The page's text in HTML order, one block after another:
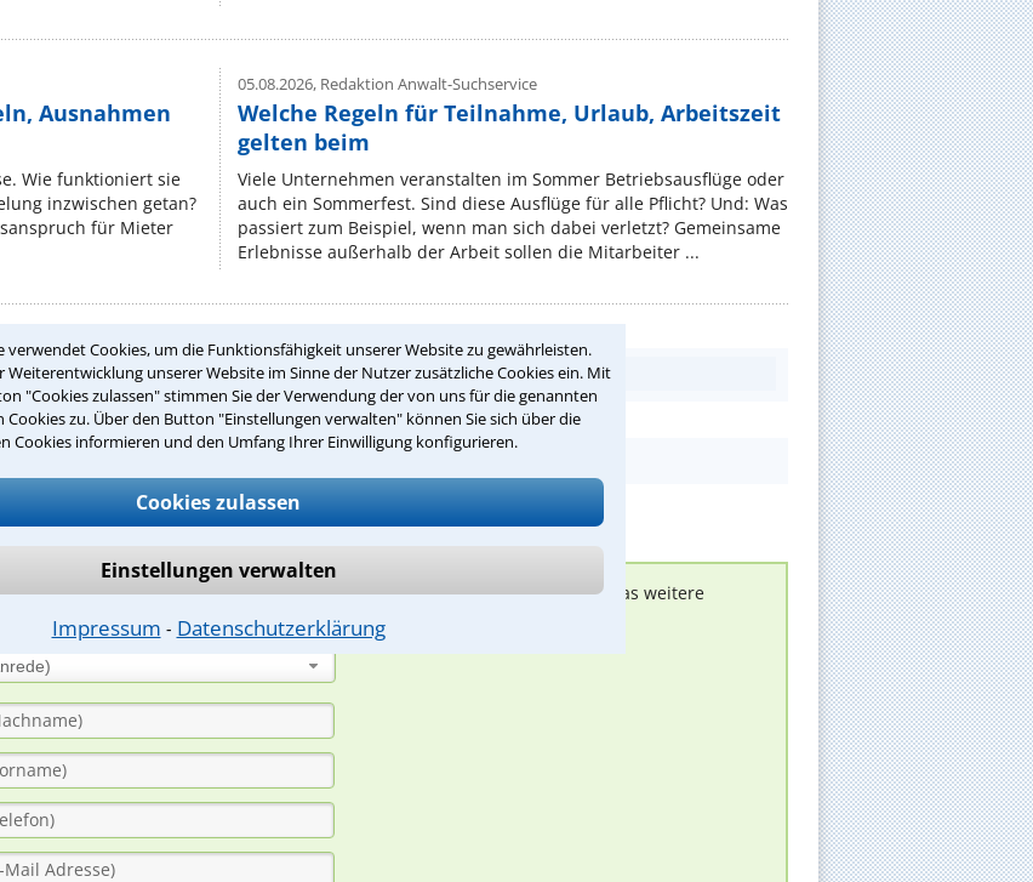
verwendet Cookies, um die Funktionsfähigkeit unserer Website zu gewährleisten.
Weiterentwicklung unserer Website im Sinne der Nutzer zusätzliche Cookies ein. Mit
"Cookies zulassen" stimmen Sie der Verwendung der von uns für die genannten
Cookies zu. Über den Button "Einstellungen verwalten" können Sie sich über die
Cookies informieren und den Umfang Ihrer Einwilligung konfigurieren.
Cookies zulassen
Einstellungen verwalten
Impressum ⁃ Datenschutzerklärung
Ausnahmen
Wie funktioniert sie
inzwischen getan?
für Mieter
05.08.2026,Redaktion Anwalt-Suchservice
Welche Regeln für Teilnahme, Urlaub, Arbeitszeit
gelten beim
Viele Unternehmen veranstalten im Sommer Betriebsausflüge oder
auch ein Sommerfest. Sind diese Ausflüge für alle Pflicht? Und: Was
passiert zum Beispiel, wenn man sich dabei verletzt? Gemeinsame
Erlebnisse außerhalb der Arbeit sollen die Mitarbeiter ...
Teste Dein Rechtswissen
werden sich spezialisierte Rechtsanwälte bei Ihnen melden, um das weitere
einen Anwalt ist für Sie kostenlos.